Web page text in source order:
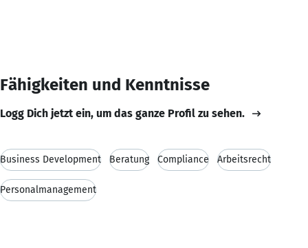
Fähigkeiten und Kenntnisse
Logg Dich jetzt ein, um das ganze Profil zu sehen.
Business Development Beratung Compliance Arbeitsrecht
Personalmanagement